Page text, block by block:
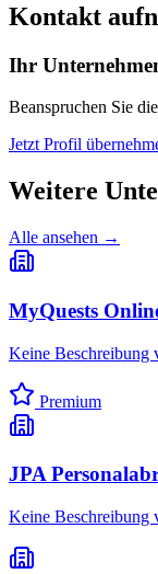
Kontakt
Ihr
Beanspruchen Sie
Jetzt Profil
Weitere
Alle ansehen →
MyQuests
Keine Beschreibung
Premium
JPA
Keine Beschreibung